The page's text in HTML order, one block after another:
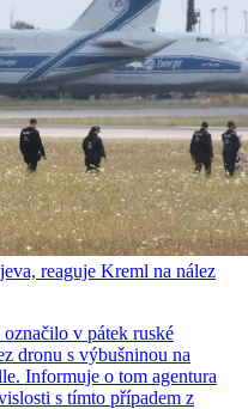
reaguje Kreml na nález
v pátek ruské
dronu s výbušninou na
Informuje o tom agentura
s tímto případem z